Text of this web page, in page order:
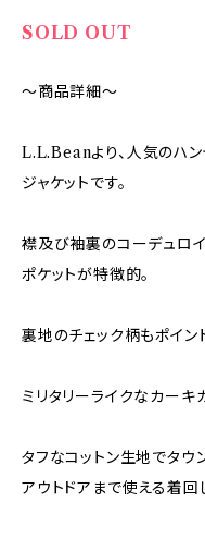
SOLD OUT
～商品詳細～
L.L.Beanより、人気のハン
ジャケットです。
襟及び袖裏のコーデュロ
ポケットが特徴的。
裏地のチェック柄もポイント
ミリタリーライクなカーキ
タフなコットン生地でタウ
アウトドアまで使える着回